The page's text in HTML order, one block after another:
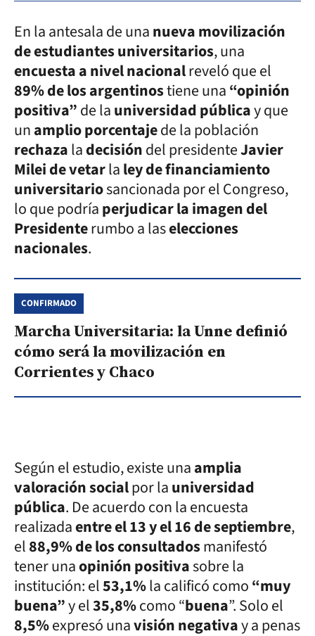
En la antesala de unanueva movilización
de estudiantes universitarios, una
encuesta a nivel nacionalreveló que el
89% de los argentinostiene una“opinión
positiva”de launiversidad públicay que
unamplio porcentajede la población
rechazaladecisióndel presidenteJavier
Milei de vetarlaley de financiamiento
universitariosancionada por el Congreso,
lo que podríaperjudicar la imagen del
Presidenterumbo a laselecciones
nacionales.
CONFIRMADO
Marcha Universitaria: la Unne definió
cómo será la movilización en
Corrientes y Chaco
Según el estudio, existe unaamplia
valoración socialpor launiversidad
pública. De acuerdo con la encuesta
realizadaentre el 13 y el 16 de septiembre,
el88,9% de los consultadosmanifestó
tener unaopinión positivasobre la
institución: el53,1%la calificó como“muy
buena”y el35,8%como “buena”. Solo el
8,5%expresó unavisión negativay a penas